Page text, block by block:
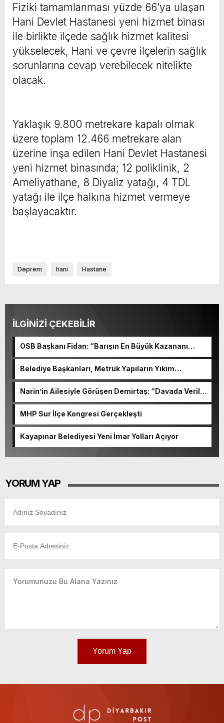
Fiziki tamamlanması yüzde 66’ya ulaşan
Hani Devlet Hastanesi yeni hizmet binası
ile birlikte ilçede sağlık hizmet kalitesi
yükselecek, Hani ve çevre ilçelerin sağlık
sorunlarına cevap verebilecek nitelikte
olacak.
Yaklaşık 9.800 metrekare kapalı olmak
üzere toplam 12.466 metrekare alan
üzerine inşa edilen Hani Devlet Hastanesi
yeni hizmet binasında; 12 poliklinik, 2
Ameliyathane, 8 Diyaliz yatağı, 4 TDL
yatağı ile ilçe halkına hizmet vermeye
başlayacaktır.
Deprem hani Hastane
İLGİNİZİ ÇEKEBİLİR
OSB Başkanı Fidan: “Barışın En Büyük Kazananı
Ekonomi Olacak”
Belediye Başkanları, Metruk Yapıların Yıkım
Narin’in Ailesiyle Görüşen Demirtaş: “Davada Verilen
MHP Sur İlçe Kongresi Gerçekleşti
Kayapınar Belediyesi Yeni İmar Yolları Açıyor
YORUM YAP
Yorum Yap